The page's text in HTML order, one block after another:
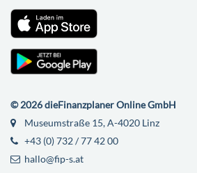
© 2026 dieFinanzplaner Online GmbH
Museumstraße 15, A-4020 Linz
+43 (0) 732 / 77 42 00
hallo@fip-s.at